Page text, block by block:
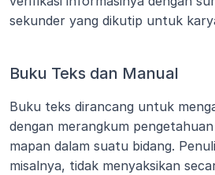
sekunder yang dikutip untuk
Buku Teks dan Manual
Buku teks dirancang untuk
dengan merangkum
mapan dalam suatu bidang.
misalnya, tidak menyaksikan